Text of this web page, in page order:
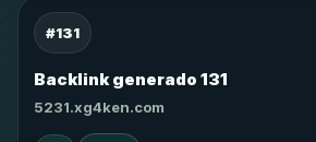
#131
Backlink generado 131
5231.xg4ken.com